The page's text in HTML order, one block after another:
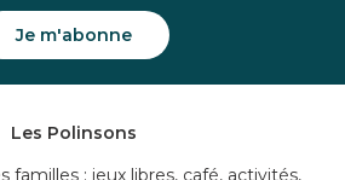
Je m'abonne
Les Polinsons
familles : jeux libres, café, activités,